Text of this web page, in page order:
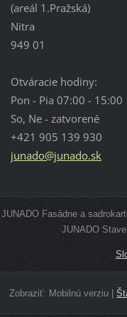
(areál 1.Pražská)
Nitra
949 01
Otváracie hodiny:
Pon - Pia 07:00 - 15:00
So, Ne - zatvorené
+421 905 139 930
junado@junado.sk
JUNADO Fasádne a
JUNADO
Zobraziť: Mobilnú verziu|